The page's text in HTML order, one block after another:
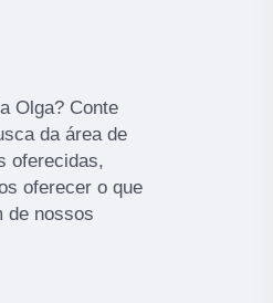
Olga? Conte
da área de
oferecidas,
oferecer o que
de nossos